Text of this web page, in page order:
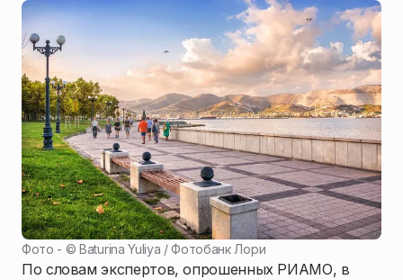
Фото - ©Baturina Yuliya / Фотобанк Лори
По словам экспертов, опрошенных РИАМО, в